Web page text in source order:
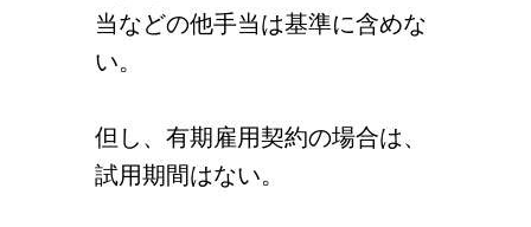
当などの他手当は基準に含めな
い。
但し、有期雇用契約の場合は、
試用期間はない。